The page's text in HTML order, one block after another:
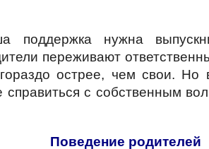
поддержка нужна
переживают
острее, чем свои. Но
справиться с собственным
Поведение родителей